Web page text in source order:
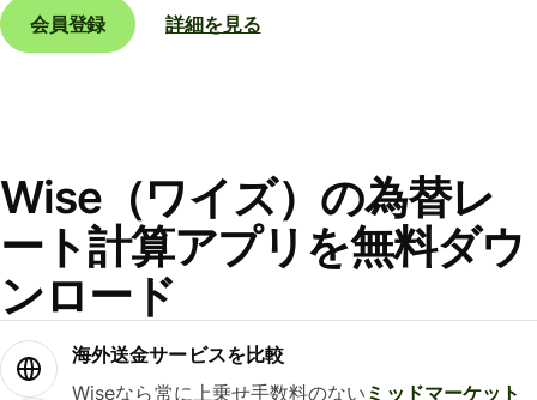
会員登録 詳細を見る
Wise（ワイズ）の為替レ
ート計算アプリを無料ダウ
ンロード
海外送金サービスを比較
Wiseなら常に上乗せ手数料のない ミッドマーケット